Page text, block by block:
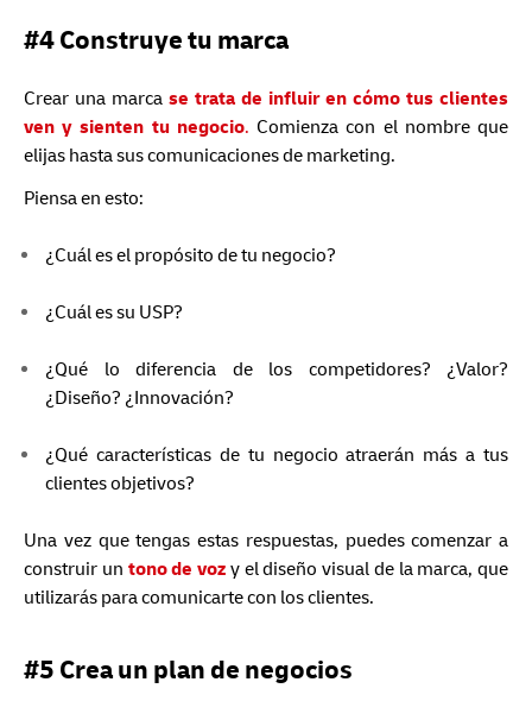
#4 Construye tu marca
Crear una marca se trata de influir en cómo tus clientes
ven y sienten tu negocio. Comienza con el nombre que
elijas hasta sus comunicaciones de marketing.
Piensa en esto:
¿Cuál es el propósito de tu negocio?
¿Cuál es su USP?
¿Qué lo diferencia de los competidores? ¿Valor?
¿Diseño? ¿Innovación?
¿Qué características de tu negocio atraerán más a tus
clientes objetivos?
Una vez que tengas estas respuestas, puedes comenzar a
construir un tono de voz y el diseño visual de la marca, que
utilizarás para comunicarte con los clientes.
#5 Crea un plan de negocios